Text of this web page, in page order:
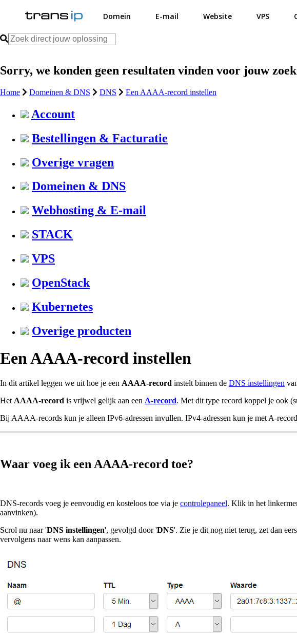
Domein E-mail Website VPS
Sorry, we konden geen resultaten vinden voor jouw
Home Domeinen & DNS DNS Een AAAA-record instellen
Account
Bestellingen & Facturatie
Overige vragen
Domeinen & DNS
Webhosting & E-mail
STACK
VPS
OpenStack
Kubernetes
Overige producten
Een AAAA-record instellen
In dit artikel leggen we uit hoe je een AAAA-record instelt binnen de DNS instellingen
Het AAAA-record is vrijwel gelijk aan een A-record. Met dit type record koppel je ook
Bij AAAA-records kun je alleen IPv6-adressen invullen. IPv4-adressen kun je met A-
Waar voeg ik een AAAA-record toe?
DNS-records voeg je eenvoudig en kosteloos toe via je controlepaneel. Klik in het
aanvinken).
Scrol nu naar 'DNS instellingen', gevolgd door 'DNS'. Zie je dit nog niet terug, zet dan
vervolgens naar wens kan aanpassen.